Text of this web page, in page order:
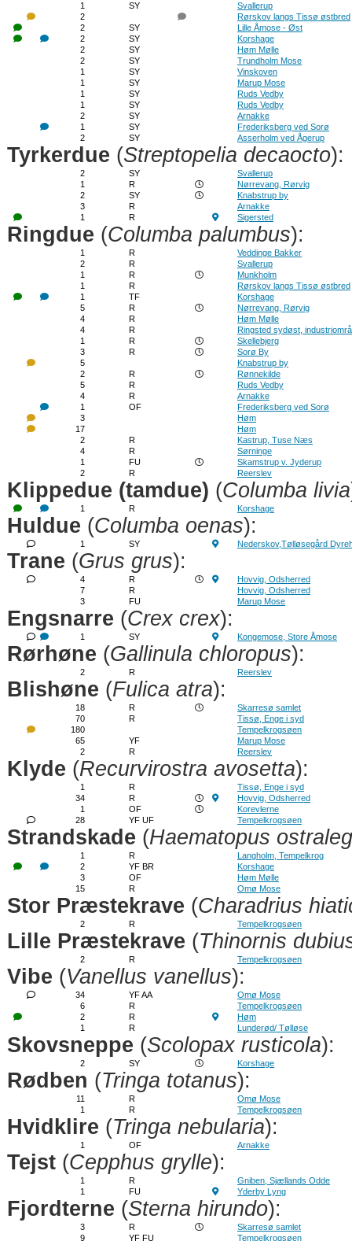
1 SY
Svallerup
2
Rørskov langs Tissø østbred
2
SY
Lille Åmose - Øst
2
SY
Korshage
2
SY
Høm Mølle
2
SY
Trundholm Mose
1
SY
Vinskoven
1
SY
Marup Mose
1
SY
Ruds Vedby
1
SY
Ruds Vedby
2
SY
Arnakke
1
SY
Frederiksberg ved Sorø
2
SY Asserholm ved Ågerup
Tyrkerdue (Streptopelia decaocto):
2 SY
Svallerup
1
R
Nørrevang, Rørvig
2
SY
Knabstrup by
3
R
Arnakke
1
R Sigersted
Ringdue (Columba palumbus):
1 R
Veddinge Bakker
2
R
Svallerup
1
R
Munkholm
1
R
Rørskov langs Tissø østbred
1
TF
Korshage
5
R
Nørrevang, Rørvig
4
R
Høm Mølle
4
R
Ringsted sydøst,
1
R
Skellebjerg
3
R
Sorø By
5
Knabstrup by
2
R
Rønnekilde
5
R
Ruds Vedby
4
R
Arnakke
1
OF
Frederiksberg ved Sorø
3
Høm
17
Høm
2
R
Kastrup, Tuse Næs
4
R
Sørninge
1
FU
Skamstrup v. Jyderup
2
R Reerslev
Klippedue (tamdue) (Columba livia
1 R Korshage
Huldue (Columba oenas):
1 SY Nederskov,Tølløsegård
Trane (Grus grus):
4 R
Hovvig, Odsherred
7
R
Hovvig, Odsherred
3
FU Marup Mose
Engsnarre (Crex crex):
1 SY Kongemose, Store Åmose
Rørhøne (Gallinula chloropus):
2 R Reerslev
Blishøne (Fulica atra):
18 R
Skarresø samlet
70
R
Tissø, Enge i syd
180
Tempelkrogsøen
65
YF
Marup Mose
2
R Reerslev
Klyde (Recurvirostra avosetta):
1 R
Tissø, Enge i syd
34
R
Hovvig, Odsherred
1
OF
Korevlerne
28
YF UF Tempelkrogsøen
Strandskade (Haematopus
1 R
Langholm, Tempelkrog
2
YF BR
Korshage
3
OF
Høm Mølle
15
R Omø Mose
Stor Præstekrave (Charadrius
2 R Tempelkrogsøen
Lille Præstekrave (Thinornis
2 R Tempelkrogsøen
Vibe (Vanellus vanellus):
34 YF AA
Omø Mose
6
R
Tempelkrogsøen
2
R
Høm
1
R Lunderød/ Tølløse
Skovsneppe (Scolopax rusticola):
2 SY Korshage
Rødben (Tringa totanus):
11 R
Omø Mose
1
R Tempelkrogsøen
Hvidklire (Tringa nebularia):
1 OF Arnakke
Tejst (Cepphus grylle):
1 R
Gniben, Sjællands Odde
1
FU Yderby Lyng
Fjordterne (Sterna hirundo):
3 R
Skarresø samlet
9
YF FU Tempelkrogsøen